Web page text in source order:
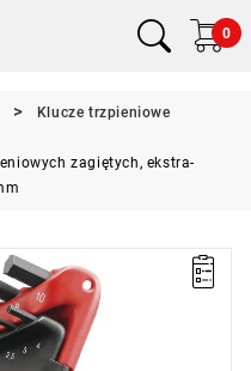
0
Klucze trzpieniowe
zagiętych, ekstra-